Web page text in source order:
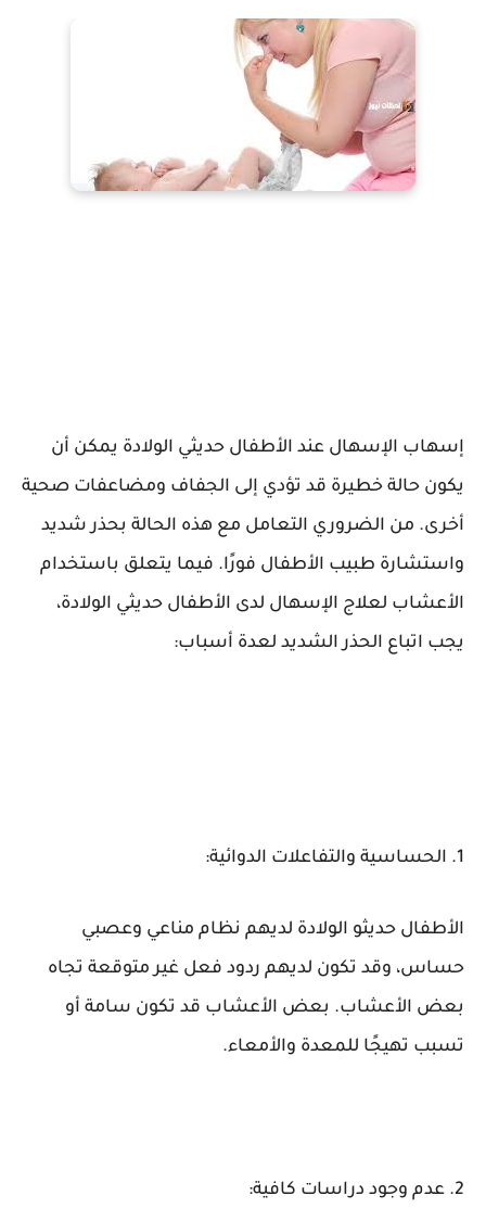
إسهاب الإسهال عند الأطفال حديثي الولادة يمكن أن
يكون حالة خطيرة قد تؤدي إلى الجفاف ومضاعفات صحية
أخرى. من الضروري التعامل مع هذه الحالة بحذر شديد
واستشارة طبيب الأطفال فورًا. فيما يتعلق باستخدام
الأعشاب لعلاج الإسهال لدى الأطفال حديثي الولادة،
يجب اتباع الحذر الشديد لعدة أسباب:
1. الحساسية والتفاعلات الدوائية:
الأطفال حديثو الولادة لديهم نظام مناعي وعصبي
حساس، وقد تكون لديهم ردود فعل غير متوقعة تجاه
بعض الأعشاب. بعض الأعشاب قد تكون سامة أو
تسبب تهيجًا للمعدة والأمعاء.
2. عدم وجود دراسات كافية: